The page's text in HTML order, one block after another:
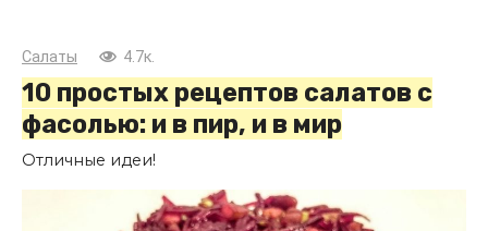
Салаты 4.7к.
10 простых рецептов салатов с
фасолью: и в пир, и в мир
Отличные идеи!